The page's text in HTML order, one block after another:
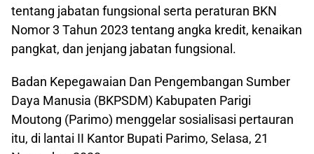
tentang jabatan fungsional serta peraturan BKN
Nomor 3 Tahun 2023 tentang angka kredit, kenaikan
pangkat, dan jenjang jabatan fungsional.
Badan Kepegawaian Dan Pengembangan Sumber
Daya Manusia (BKPSDM) Kabupaten Parigi
Moutong (Parimo) menggelar sosialisasi pertauran
itu, di lantai II Kantor Bupati Parimo, Selasa, 21